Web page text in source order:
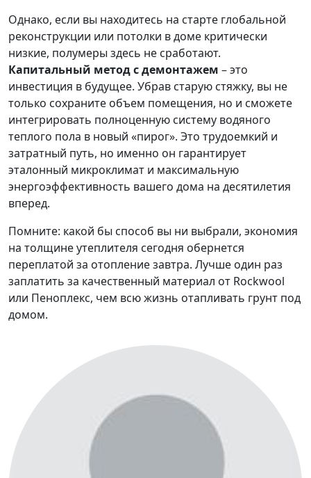
Однако, если вы находитесь на старте глобальной
реконструкции или потолки в доме критически
низкие, полумеры здесь не сработают.
Капитальный метод с демонтажем – это
инвестиция в будущее. Убрав старую стяжку, вы не
только сохраните объем помещения, но и сможете
интегрировать полноценную систему водяного
теплого пола в новый «пирог». Это трудоемкий и
затратный путь, но именно он гарантирует
эталонный микроклимат и максимальную
энергоэффективность вашего дома на десятилетия
вперед.
Помните: какой бы способ вы ни выбрали, экономия
на толщине утеплителя сегодня обернется
переплатой за отопление завтра. Лучше один раз
заплатить за качественный материал от Rockwool
или Пеноплекс, чем всю жизнь отапливать грунт под
домом.